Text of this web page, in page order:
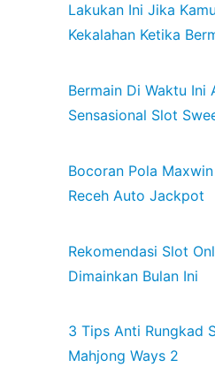
Lakukan Ini Jika
Kekalahan Ketika
Bermain Di Waktu Ini
Sensasional Slot
Bocoran Pola
Receh Auto Jackpot
Rekomendasi Slot
Dimainkan Bulan Ini
3 Tips Anti Rungkad
Mahjong Ways 2